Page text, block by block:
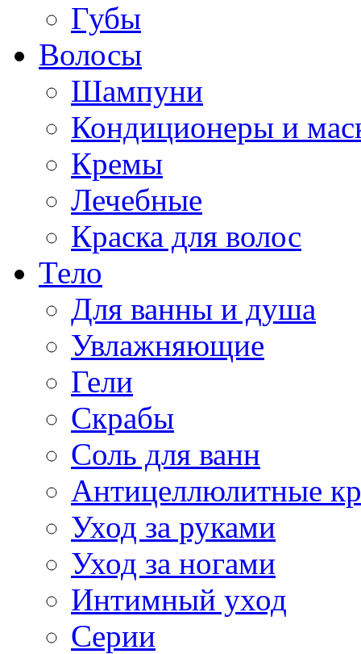
Губы
Волосы
Шампуни
Кондиционеры и
Кремы
Лечебные
Краска для волос
Тело
Для ванны и душа
Увлажняющие
Гели
Скрабы
Соль для ванн
Антицеллюлитные
Уход за руками
Уход за ногами
Интимный уход
Серии